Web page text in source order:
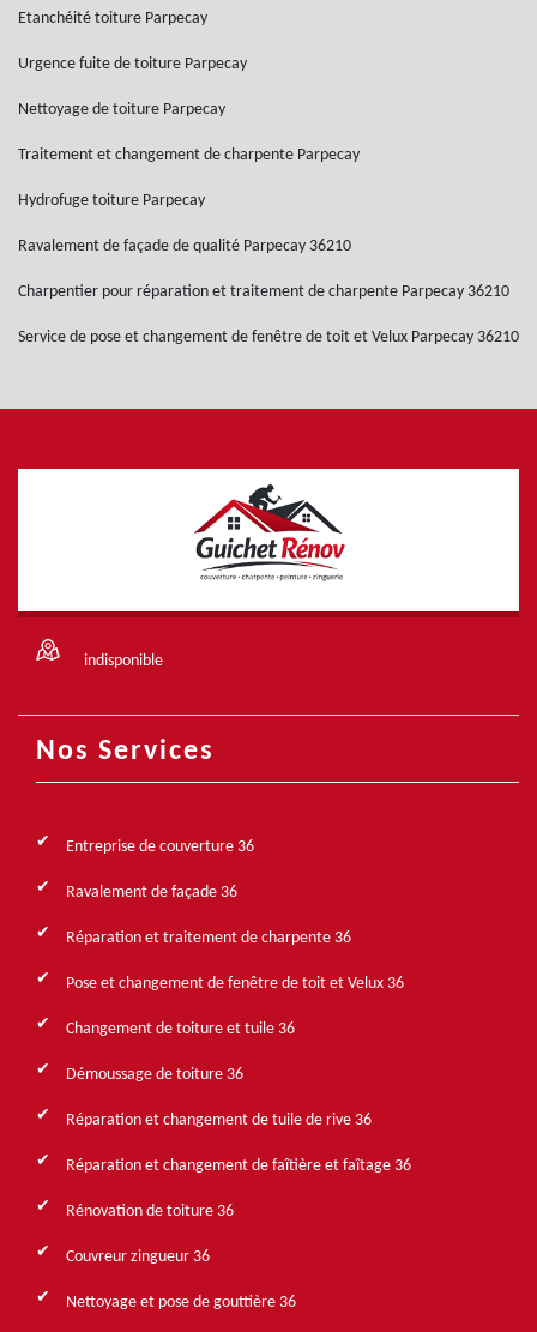
Etanchéité toiture Parpecay
Urgence fuite de toiture Parpecay
Nettoyage de toiture Parpecay
Traitement et changement de charpente Parpecay
Hydrofuge toiture Parpecay
Ravalement de façade de qualité Parpecay 36210
Charpentier pour réparation et traitement de charpente Parpecay 36210
Service de pose et changement de fenêtre de toit et Velux Parpecay 36210
indisponible
Nos Services
Entreprise de couverture 36
Ravalement de façade 36
Réparation et traitement de charpente 36
Pose et changement de fenêtre de toit et Velux 36
Changement de toiture et tuile 36
Démoussage de toiture 36
Réparation et changement de tuile de rive 36
Réparation et changement de faîtière et faîtage 36
Rénovation de toiture 36
Couvreur zingueur 36
Nettoyage et pose de gouttière 36